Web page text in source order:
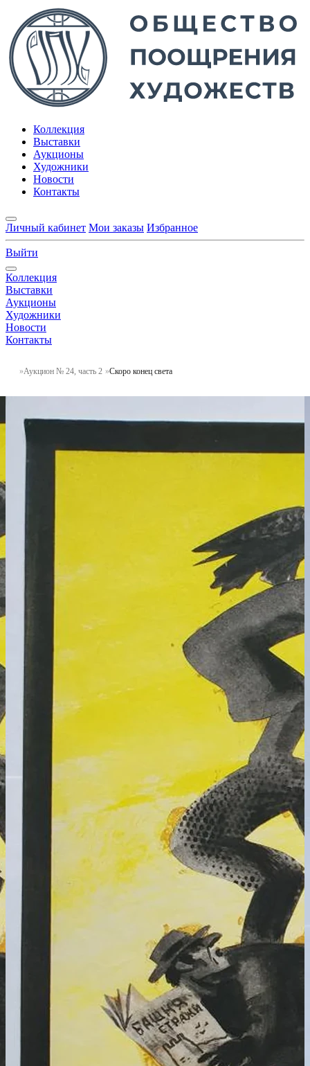
Коллекция
Выставки
Аукционы
Художники
Новости
Контакты
Личный кабинет Мои заказы Избранное
Выйти
Коллекция
Выставки
Аукционы
Художники
Новости
Контакты
Аукцион № 24, часть 2 Скоро конец света